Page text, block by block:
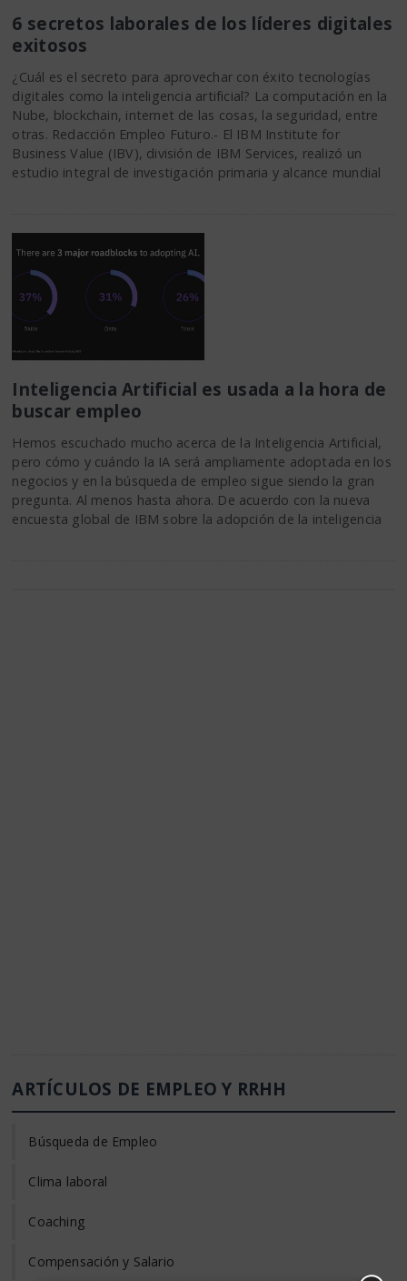
6 secretos laborales de los líderes digitales
exitosos
¿Cuál es el secreto para aprovechar con éxito tecnologías
digitales como la inteligencia artificial? La computación en la
Nube, blockchain, internet de las cosas, la seguridad, entre
otras. Redacción Empleo Futuro.- El IBM Institute for
Business Value (IBV), división de IBM Services, realizó un
estudio integral de investigación primaria y alcance mundial
Inteligencia Artificial es usada a la hora de
buscar empleo
Hemos escuchado mucho acerca de la Inteligencia Artificial,
pero cómo y cuándo la IA será ampliamente adoptada en los
negocios y en la búsqueda de empleo sigue siendo la gran
pregunta. Al menos hasta ahora. De acuerdo con la nueva
encuesta global de IBM sobre la adopción de la inteligencia
ARTÍCULOS DE EMPLEO Y RRHH
Búsqueda de Empleo
Clima laboral
Coaching
Compensación y Salario